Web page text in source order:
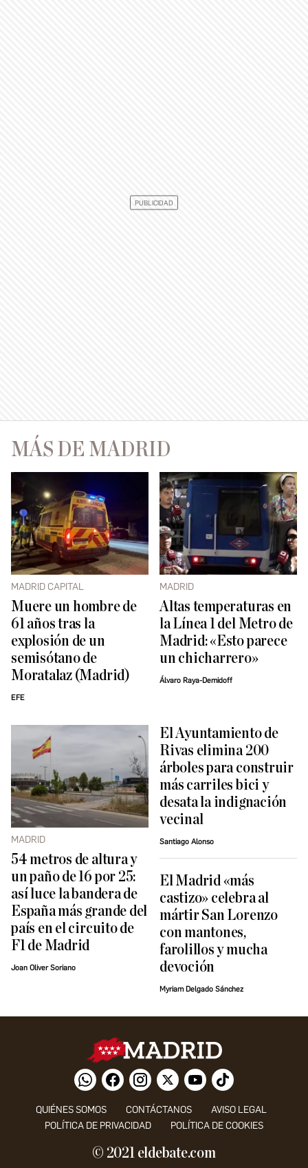
MÁS DE MADRID
MADRID CAPITAL
Muere un hombre de
61 años tras la
explosión de un
semisótano de
Moratalaz (Madrid)
EFE
MADRID
Altas temperaturas en
la Línea 1 del Metro de
Madrid: «Esto parece
un chicharrero»
Álvaro Raya-Demidoff
MADRID
54 metros de altura y
un paño de 16 por 25:
así luce la bandera de
España más grande del
país en el circuito de
F1 de Madrid
Joan Oliver Soriano
El Ayuntamiento de
Rivas elimina 200
árboles para construir
más carriles bici y
desata la indignación
vecinal
Santiago Alonso
El Madrid «más
castizo» celebra al
mártir San Lorenzo
con mantones,
farolillos y mucha
devoción
Myriam Delgado Sánchez
QUIÉNES SOMOS CONTÁCTANOS
AVISO LEGAL
POLÍTICA DE PRIVACIDAD
POLÍTICA DE COOKIES
© 2021 eldebate.com